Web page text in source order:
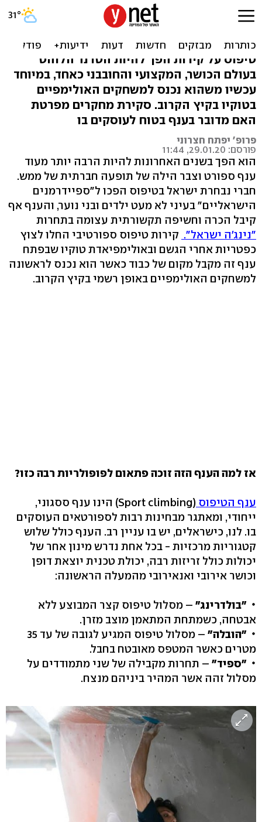
כמו נינג'ה: ענף הטיפוס -
הסיכונים והפציעות
טיפוס על קירות הפך להיות הטרנד הלוהט
בעולם הכושר, המקצועי והחובבני כאחד, במיוחד
עכשיו משהוא נכנס למשחקים האולימפיים
בטוקיו בקיץ הקרוב. סקירת מחקרים מפרטת
האם מדובר בענף בטוח לעוסקים בו
פרופ' יפתח חצרוני
פורסם: 29.01.20, 11:44
הוא הפך בשנים האחרונות להיות הרבה יותר מעוד
ענף ספורט וצבר הילה של תופעה חברתית של ממש.
חברי נבחרת ישראל בטיפוס הפכו ל"ספיידרמנים
הישראליים" בעיני לא מעט ילדים ובני נוער, והענף אף
קיבל הכרה וחשיפה תקשורתית עצומה בתחרות
"נינג'ה ישראל". קירות טיפוס ספורטיבי החלו לצוץ
כפטריות אחרי הגשם ובאולימפיאדת טוקיו שבפתח
ענף זה מקבל מקום של כבוד כאשר הוא נכנס לראשונה
למשחקים האולימפיים באופן רשמי בקיץ הקרוב.
אז למה הענף הזה זוכה פתאום לפופולריות רבה כזו?
ענף הטיפוס
(Sport climbing) הינו ענף ססגוני,
ייחודי, ומאתגר מבחינות רבות לספורטאים העוסקים
בו. לנו, כישראלים, יש בו עניין רב. הענף כולל שלוש
קטגוריות מרכזיות - בכל אחת נדרש מינון אחר של
יכולות כולל זריזות רבה, יכולת טכנית יוצאת דופן
וכושר אירובי ואנאירובי מהמעלה הראשונה:
"בולדרינג" – מסלול טיפוס קצר המבוצע ללא
אבטחה, כשמתחת המתאמן מוצב מזרן.
"הובלה"
– מסלול טיפוס המגיע לגובה של עד 35
מטרים כאשר המטפס מאובטח בחבל.
"ספיד" – תחרות מקבילה של שני מתמודדים על
מסלול זהה אשר המהיר ביניהם מנצח.